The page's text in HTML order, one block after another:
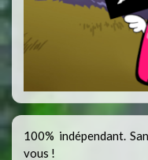
100% indépendant.
vous !